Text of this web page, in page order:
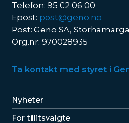
Telefon: 95 02 06 00
Epost: post@geno.no
Post: Geno SA,
Org.nr: 970028935
Ta kontakt med styret i
Lenker
Nyheter
For tillitsvalgte